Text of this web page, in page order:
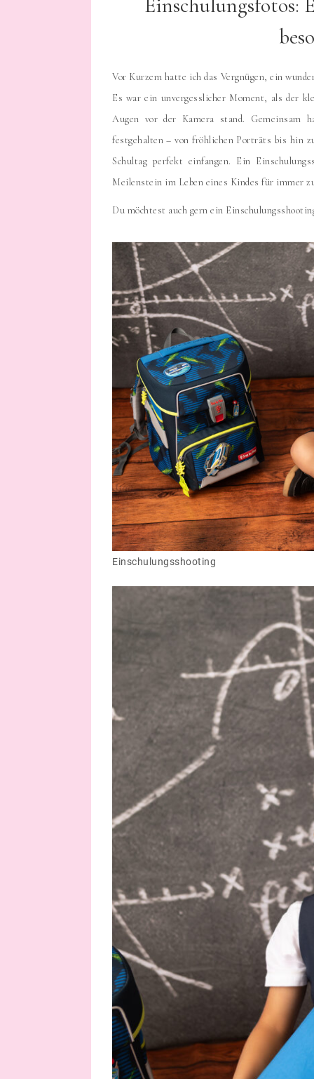
Einschulungsfotos:
Vor Kurzem hatte ich das Vergnügen, ein
Es war ein unvergesslicher Moment, als der
Augen vor der Kamera stand. Gemeinsam
festgehalten – von fröhlichen Porträts bis hin
Schultag perfekt einfangen. Ein
Meilenstein im Leben eines Kindes für immer
Du möchtest auch gern ein
Einschulungsshooting